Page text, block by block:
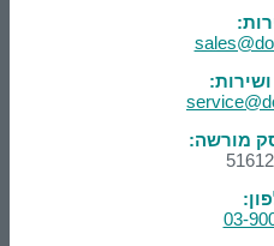
מורשה:
03-